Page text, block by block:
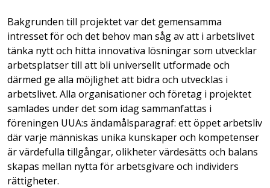
Bakgrunden till projektet var det gemensamma
intresset för och det behov man såg av att i arbetslivet
tänka nytt och hitta innovativa lösningar som utvecklar
arbetsplatser till att bli universellt utformade och
därmed ge alla möjlighet att bidra och utvecklas i
arbetslivet. Alla organisationer och företag i projektet
samlades under det som idag sammanfattas i
föreningen UUA:s ändamålsparagraf: ett öppet arbetsliv
där varje människas unika kunskaper och kompetenser
är värdefulla tillgångar, olikheter värdesätts och balans
skapas mellan nytta för arbetsgivare och individers
rättigheter.